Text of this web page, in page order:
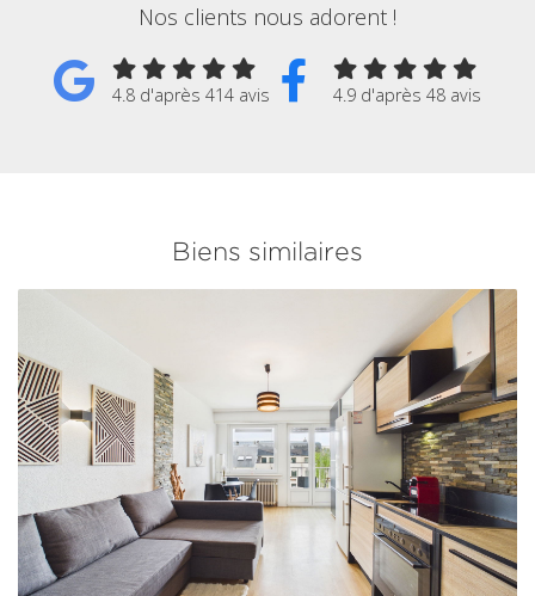
Nos clients nous adorent !
4.8 d'après 414 avis 4.9 d'après 48 avis
Biens similaires